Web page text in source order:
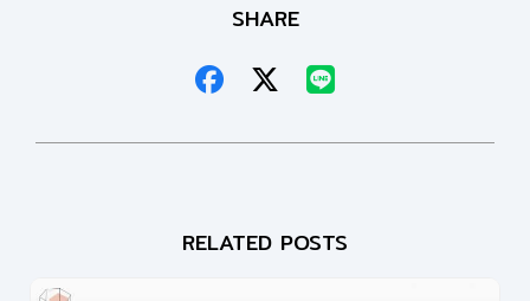
SHARE
RELATED POSTS